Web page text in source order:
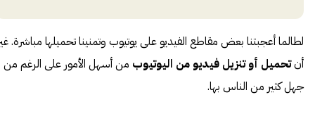
لطالما أعجبتنا بعض مقاطع الفيديو على يوتيوب وتمنينا تحميلها مباشرة.
أنتحميل أو تنزيل فيديو من اليوتيوب من أسهل الأمور على الرغم من
جهل كثير من الناس بها.